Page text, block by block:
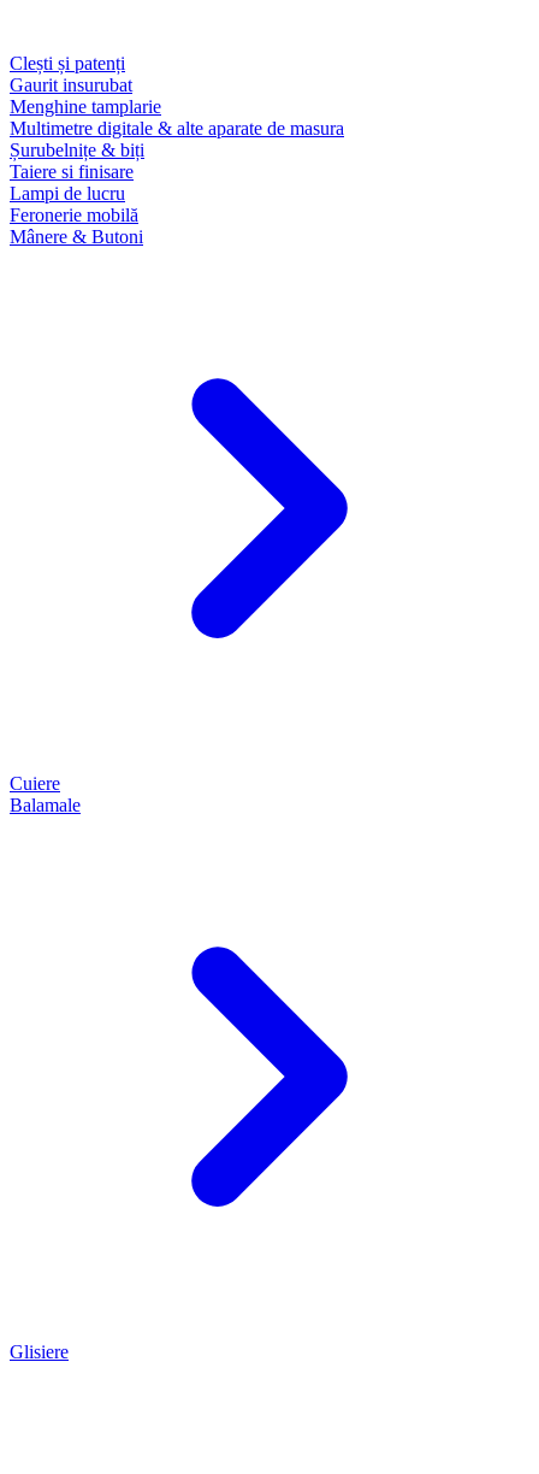
Clești și patenți
Gaurit insurubat
Menghine tamplarie
Multimetre digitale & alte aparate de masura
Șurubelnițe & biți
Taiere si finisare
Lampi de lucru
Feronerie mobilă
Mânere & Butoni
Cuiere
Balamale
Glisiere